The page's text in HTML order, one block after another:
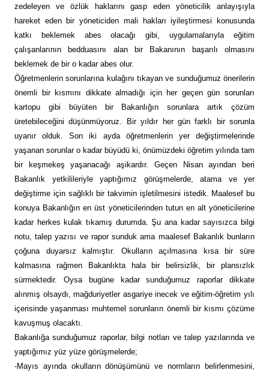
zedeleyen ve özlük haklarını gasp eden yöneticilik anlayışıyla
hareket eden bir yöneticiden mali hakları iyileştirmesi konusunda
katkı beklemek abes olacağı gibi, uygulamalarıyla eğitim
çalışanlarının bedduasını alan bir Bakanının başarılı olmasını
beklemek de bir o kadar abes olur.
Öğretmenlerin sorunlarına kulağını tıkayan ve sunduğumuz önerilerin
önemli bir kısmını dikkate almadığı için her geçen gün sorunları
kartopu gibi büyüten bir Bakanlığın sorunlara artık çözüm
üretebileceğini düşünmüyoruz. Bir yıldır her gün farklı bir sorunla
uyanır olduk. Son iki ayda öğretmenlerin yer değiştirmelerinde
yaşanan sorunlar o kadar büyüdü ki, önümüzdeki öğretim yılında tam
bir keşmekeş yaşanacağı aşikardır. Geçen Nisan ayından beri
Bakanlık yetkilileriyle yaptığımız görüşmelerde, atama ve yer
değiştirme için sağlıklı bir takvimin işletilmesini istedik. Maalesef bu
konuya Bakanlığın en üst yöneticilerinden tutun en alt yöneticilerine
kadar herkes kulak tıkamış durumda. Şu ana kadar sayısızca bilgi
notu, talep yazısı ve rapor sunduk ama maalesef Bakanlık bunların
çoğuna duyarsız kalmıştır. Okulların açılmasına kısa bir süre
kalmasına rağmen Bakanlıkta hala bir belirsizlik, bir plansızlık
sürmektedir. Oysa bugüne kadar sunduğumuz raporlar dikkate
alınmış olsaydı, mağduriyetler asgariye inecek ve eğitim-öğretim yılı
içerisinde yaşanması muhtemel sorunların önemli bir kısmı çözüme
kavuşmuş olacaktı.
Bakanlığa sunduğumuz raporlar, bilgi notları ve talep yazılarında ve
yaptığımız yüz yüze görüşmelerde;
-Mayıs ayında okulların dönüşümünü ve normların belirlenmesini,